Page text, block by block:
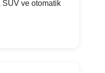
SUV ve otomatik